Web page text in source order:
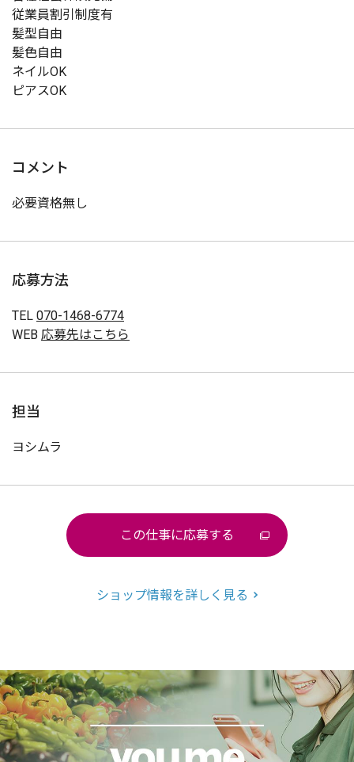
従業員割引制度有
髪型自由
髪色自由
ネイルOK
ピアスOK
コメント
必要資格無し
応募方法
TEL 070-1468-6774
WEB 応募先はこちら
担当
ヨシムラ
この仕事に応募する
ショップ情報を詳しく見る